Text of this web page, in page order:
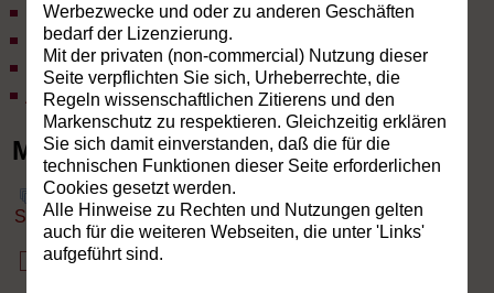
Lehre
Lexikon des NTD®
Publikationen
Aktuelles
Malerei
Startseite»Malerei» Teller, ÖL
Werbezwecke und oder zu anderen Geschäften
bedarf der Lizenzierung.
Mit der privaten (non-commercial) Nutzung dieser
Seite verpflichten Sie sich, Urheberrechte, die
Regeln wissenschaftlichen Zitierens und den
Markenschutz zu respektieren. Gleichzeitig erklären
Sie sich damit einverstanden, daß die für die
technischen Funktionen dieser Seite erforderlichen
Cookies gesetzt werden.
Alle Hinweise zu Rechten und Nutzungen gelten
auch für die weiteren Webseiten, die unter 'Links'
aufgeführt sind.